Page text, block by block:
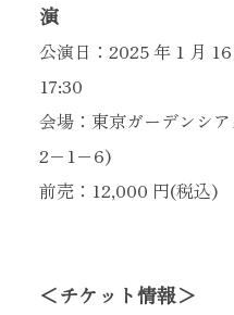
演
公演日：2025 年 1 月
17:30
会場：東京ガーデンシ
2−1−6)
前売：12,000 円(税込)
＜チケット情報＞